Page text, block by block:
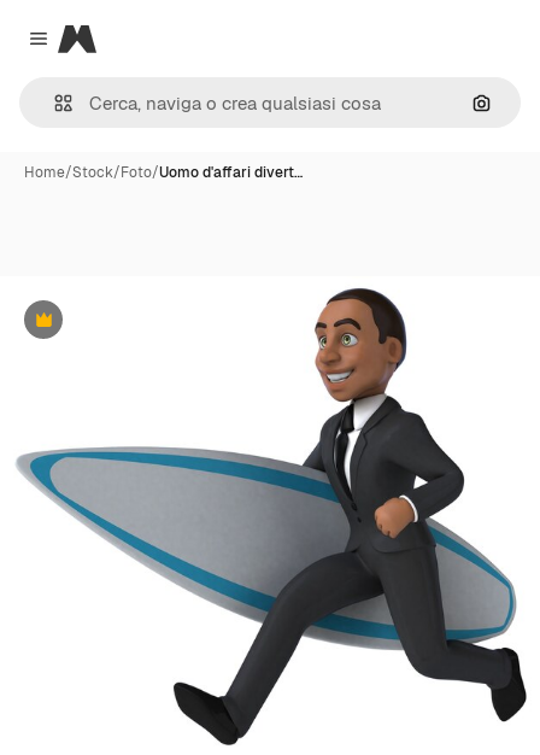
Close menu
Magnific
Cerca
Home/Stock/Foto/Uomo d'affari divert…
Premium